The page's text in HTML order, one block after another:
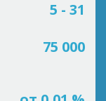
5 - 31
75 000